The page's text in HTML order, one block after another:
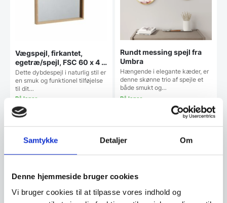
Samtykke Detaljer Om
Denne hjemmeside bruger cookies
Vi bruger cookies til at tilpasse vores indhold og
Vægspejl, firkantet,
egetræ/spejl, FSC 60 x 4 x
40 cm
Dette dybdespejl i naturlig stil er
en smuk og funktionel tilføjelse
til dit…
699,00
pris
var:
699,00 DKK.
619,00
Den
pris
er:
Vi prismatcher
Rundt messing spejl fra
Umbra
Hængende i elegante kæder, er
denne skønne trio af spejle et
både smukt og…
oprindelige
pris
409,00 DKK.
Den
pris
er: